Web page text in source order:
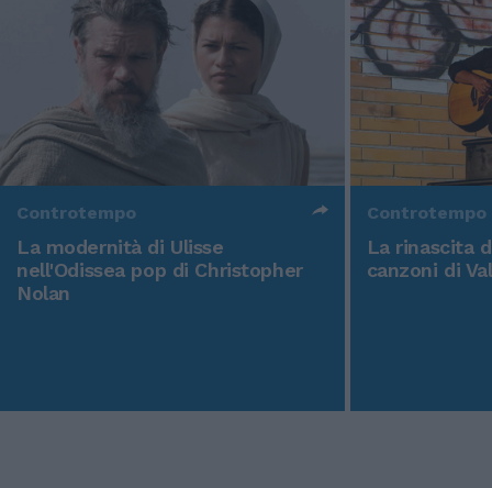
Controtempo
La modernità di Ulisse
nell'Odissea pop di Christopher
Nolan
Controtempo
La rinascita
canzoni di